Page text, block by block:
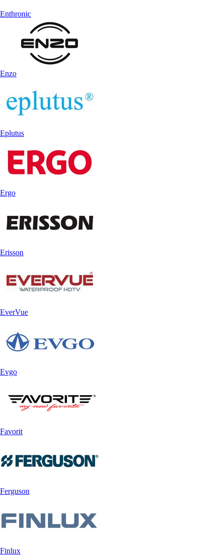
Enthronic
Enzo
Eplutus
Ergo
Erisson
EverVue
Evgo
Favorit
Ferguson
Finlux